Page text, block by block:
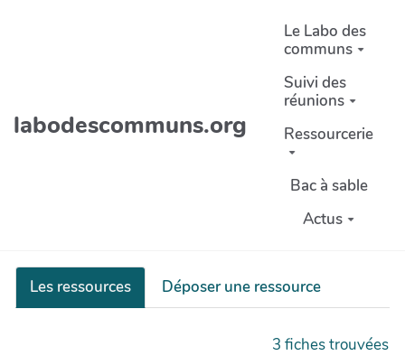
labodescommuns.org
Le Labo des
communs
Suivi des
réunions
Ressourcerie
Bac à sable
Actus
Les ressources Déposer une ressource
3 fiches trouvées